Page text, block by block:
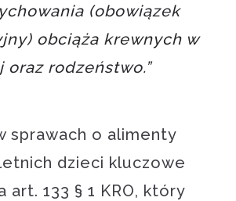
(obowiązek
obciąża krewnych w
rodzeństwo.”
sprawach o alimenty
dzieci kluczowe
art. 133 § 1 KRO, który